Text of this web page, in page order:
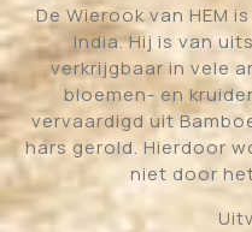
De Wierook van HEM
India. Hij is van
verkrijgbaar in vele
bloemen- en
vervaardigd uit
hars gerold. Hierdoor
niet door